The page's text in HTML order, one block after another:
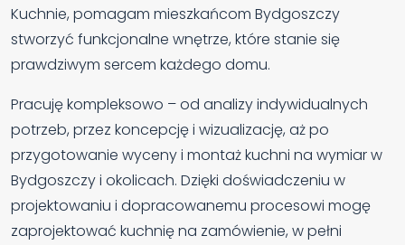
Kuchnie, pomagam mieszkańcom Bydgoszczy
stworzyć funkcjonalne wnętrze, które stanie się
prawdziwym sercem każdego domu.
Pracuję kompleksowo – od analizy indywidualnych
potrzeb, przez koncepcję i wizualizację, aż po
przygotowanie wyceny i montaż kuchni na wymiar w
Bydgoszczy i okolicach. Dzięki doświadczeniu w
projektowaniu i dopracowanemu procesowi mogę
zaprojektować kuchnię na zamówienie, w pełni